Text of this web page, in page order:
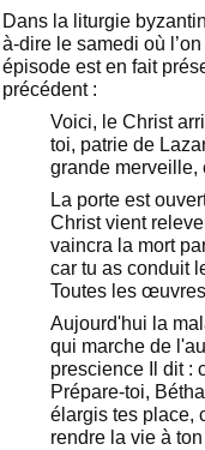
Dans la liturgie
à-dire le samedi où
épisode est en fait
précédent :
Voici, le Christ
toi, patrie de
grande merveille,
La porte est
Christ vient
vaincra la mort
car tu as conduit
Toutes les
Aujourd'hui la
qui marche de
prescience Il dit :
Prépare-toi,
élargis tes place,
rendre la vie à